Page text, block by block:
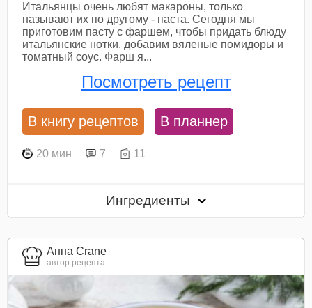
Итальянцы очень любят макароны, только
называют их по другому - паста. Сегодня мы
приготовим пасту с фаршем, чтобы придать блюду
итальянские нотки, добавим вяленые помидоры и
томатный соус. Фарш я...
Посмотреть рецепт
В книгу рецептов В планнер
20 мин 7 11
Ингредиенты
Анна Crane
автор рецепта